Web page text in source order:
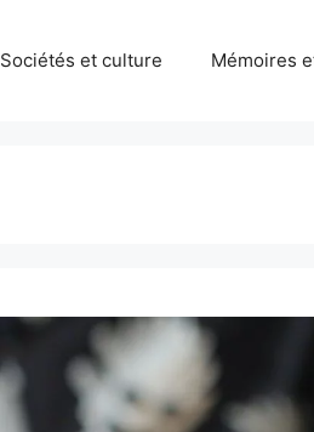
Sociétés et culture Mémoires